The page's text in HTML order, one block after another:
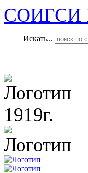
СОИГСИ
Искать...
1919г.